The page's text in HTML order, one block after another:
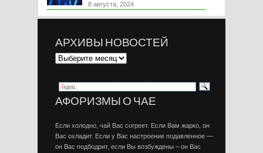
8 августа, 2024
АРХИВЫ НОВОСТЕЙ
АФОРИЗМЫ О ЧАЕ
Если холодно, чай Вас согреет. Если Вам жарко, он
Вас охладит. Если у Вас настроение подавленное —
он Вас подбодрит, если Вы возбуждены – он Вас